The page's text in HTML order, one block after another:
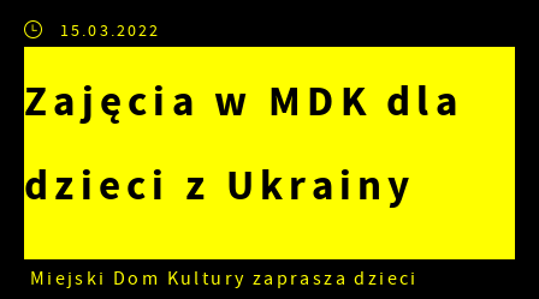
15.03.2022
Zajęcia w MDK dla
dzieci z Ukrainy
Miejski Dom Kultury zaprasza dzieci